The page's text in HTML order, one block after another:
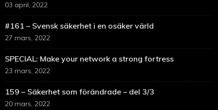
03 april, 2022
#161 – Svensk säkerhet i en osäker värld
27 mars, 2022
SPECIAL: Make your network a strong fortress
23 mars, 2022
159 – Säkerhet som förändrade – del 3/3
20 mars, 2022